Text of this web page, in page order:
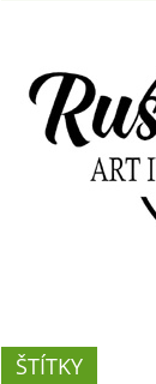
ŠTÍTKY